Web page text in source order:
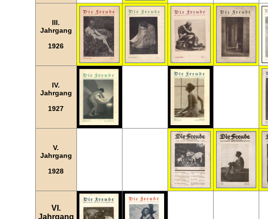
III.
Jahrgang
1926
IV.
Jahrgang
1927
V.
Jahrgang
1928
VI.
Jahrgang